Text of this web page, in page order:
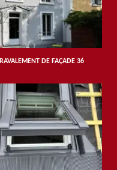
RAVALEMENT DE FAÇADE 36